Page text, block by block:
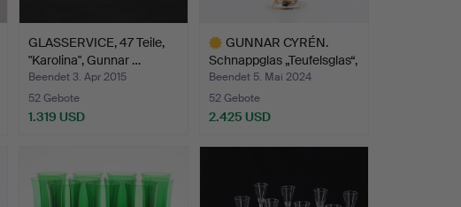
GLASSERVICE, 47 Teile,
"Karolina", Gunnar …
Beendet 3. Apr 2015
52 Gebote
1.319 USD
GUNNAR CYRÉN.
Schnappglas „Teufelsglas“,
G…
Beendet 5. Mai 2024
52 Gebote
2.425 USD